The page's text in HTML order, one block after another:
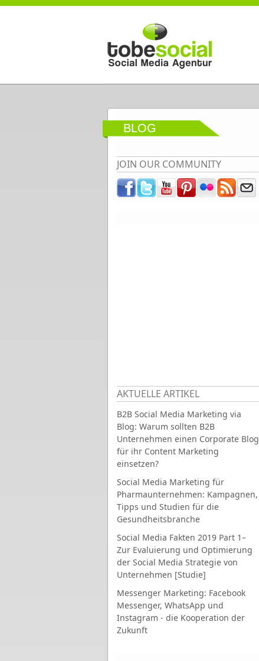
Direkt zum Inhalt
BLOG
JOIN OUR COMMUNITY
AKTUELLE ARTIKEL
B2B Social Media Marketing via
Blog: Warum sollten B2B
Unternehmen einen Corporate Blog
für ihr Content Marketing
einsetzen?
Social Media Marketing für
Pharmaunternehmen: Kampagnen,
Tipps und Studien für die
Gesundheitsbranche
Social Media Fakten 2019 Part 1–
Zur Evaluierung und Optimierung
der Social Media Strategie von
Unternehmen [Studie]
Messenger Marketing: Facebook
Messenger, WhatsApp und
Instagram - die Kooperation der
Zukunft